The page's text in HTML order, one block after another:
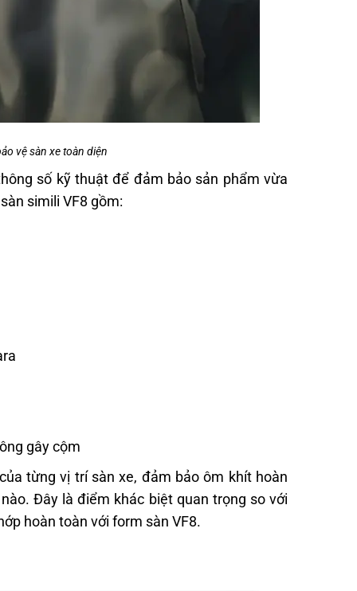
vệ sàn xe toàn diện
số kỹ thuật để đảm bảo sản phẩm vừa
simili VF8 gồm:
gây cộm
từng vị trí sàn xe, đảm bảo ôm khít hoàn
Đây là điểm khác biệt quan trọng so với
hoàn toàn với form sàn VF8.